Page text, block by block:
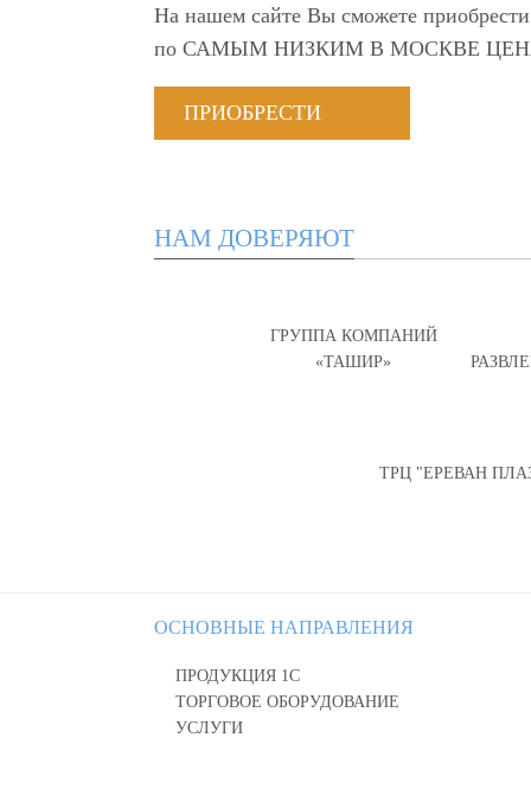
На нашем сайте Вы сможете
по САМЫМ НИЗКИМ В МОСКВЕ
ПРИОБРЕСТИ
НАМ ДОВЕРЯЮТ
ГРУППА КОМПАНИЙ
«ТАШИР»
ТРЦ "ЕРЕВАН
ОСНОВНЫЕ НАПРАВЛЕНИЯ
ПРОДУКЦИЯ 1С
ТОРГОВОЕ ОБОРУДОВАНИЕ
УСЛУГИ